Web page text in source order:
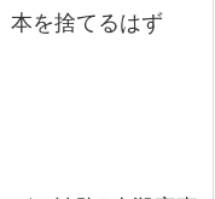
本を捨てるはず